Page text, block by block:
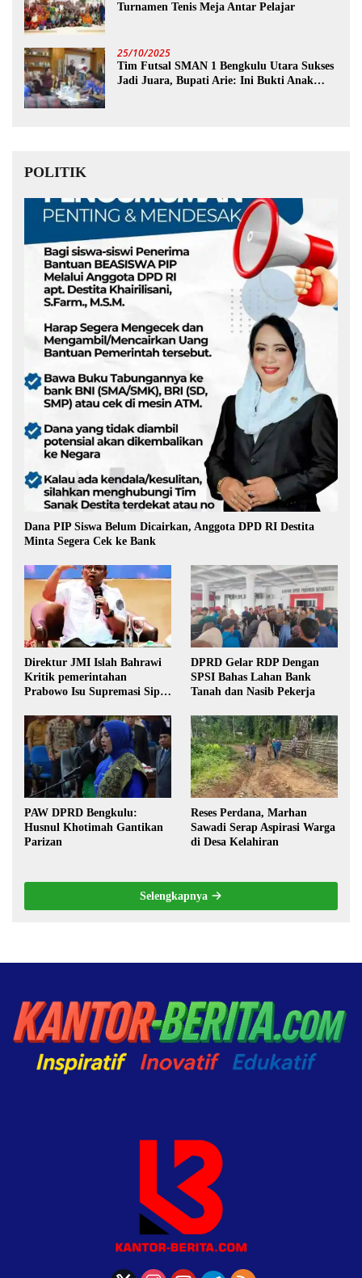
Turnamen Tenis Meja Antar Pelajar
25/10/2025
Tim Futsal SMAN 1 Bengkulu Utara Sukses
Jadi Juara, Bupati Arie: Ini Bukti Anak
POLITIK
Dana PIP Siswa Belum Dicairkan, Anggota DPD RI Destita
Minta Segera Cek ke Bank
Direktur JMI Islah Bahrawi
Kritik pemerintahan
Prabowo Isu Supremasi Sipil,
Pilkada oleh DPRD
DPRD Gelar RDP Dengan
SPSI Bahas Lahan Bank
Tanah dan Nasib Pekerja
PAW DPRD Bengkulu:
Husnul Khotimah Gantikan
Parizan
Reses Perdana, Marhan
Sawadi Serap Aspirasi Warga
di Desa Kelahiran
Selengkapnya